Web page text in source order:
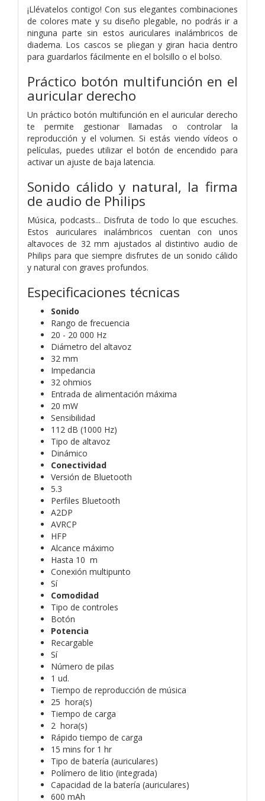
¡Llévatelos contigo! Con sus elegantes combinaciones
de colores mate y su diseño plegable, no podrás ir a
ninguna parte sin estos auriculares inalámbricos de
diadema. Los cascos se pliegan y giran hacia dentro
para guardarlos fácilmente en el bolsillo o el bolso.
Práctico botón multifunción en el
auricular derecho
Un práctico botón multifunción en el auricular derecho
te permite gestionar llamadas o controlar la
reproducción y el volumen. Si estás viendo vídeos o
películas, puedes utilizar el botón de encendido para
activar un ajuste de baja latencia.
Sonido cálido y natural, la firma
de audio de Philips
Música, podcasts... Disfruta de todo lo que escuches.
Estos auriculares inalámbricos cuentan con unos
altavoces de 32 mm ajustados al distintivo audio de
Philips para que siempre disfrutes de un sonido cálido
y natural con graves profundos.
Especificaciones técnicas
Sonido
Rango de frecuencia
20 - 20 000 Hz
Diámetro del altavoz
32 mm
Impedancia
32 ohmios
Entrada de alimentación máxima
20 mW
Sensibilidad
112 dB (1000 Hz)
Tipo de altavoz
Dinámico
Conectividad
Versión de Bluetooth
5.3
Perfiles Bluetooth
A2DP
AVRCP
HFP
Alcance máximo
Hasta 10 m
Conexión multipunto
Sí
Comodidad
Tipo de controles
Botón
Potencia
Recargable
Sí
Número de pilas
1 ud.
Tiempo de reproducción de música
25 hora(s)
Tiempo de carga
2 hora(s)
Rápido tiempo de carga
15 mins for 1 hr
Tipo de batería (auriculares)
Polímero de litio (integrada)
Capacidad de la batería (auriculares)
600 mAh